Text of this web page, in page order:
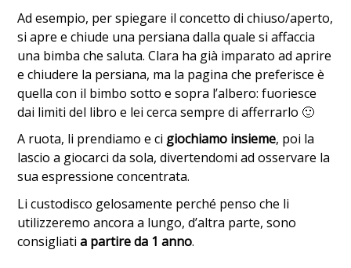
Ad esempio, per spiegare il concetto di chiuso/aperto,
si apre e chiude una persiana dalla quale si affaccia
una bimba che saluta. Clara ha già imparato ad aprire
e chiudere la persiana, ma la pagina che preferisce è
quella con il bimbo sotto e sopra l’albero: fuoriesce
dai limiti del libro e lei cerca sempre di afferrarlo 🙂
A ruota, li prendiamo e ci giochiamo insieme, poi la
lascio a giocarci da sola, divertendomi ad osservare la
sua espressione concentrata.
Li custodisco gelosamente perché penso che li
utilizzeremo ancora a lungo, d’altra parte, sono
consigliatia partire da 1 anno.